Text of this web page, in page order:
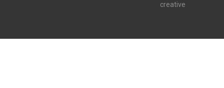
creative